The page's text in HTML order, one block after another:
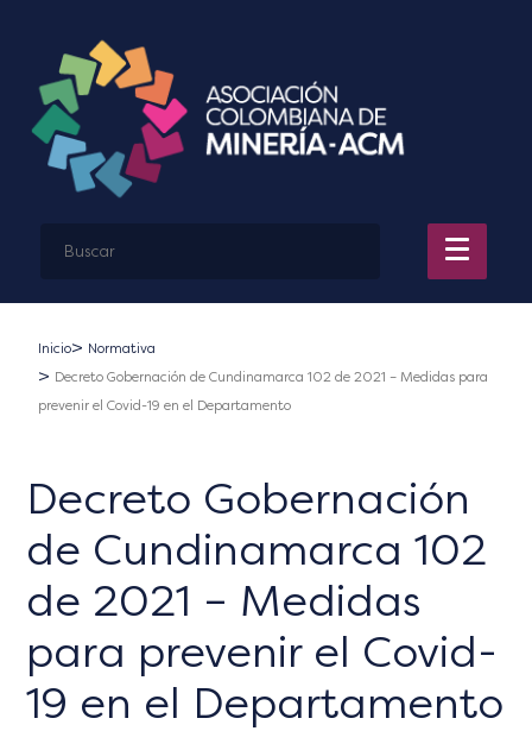
Inicio
Normativa
Decreto Gobernación de Cundinamarca 102 de 2021 – Medidas para
prevenir el Covid-19 en el Departamento
Decreto Gobernación
de Cundinamarca 102
de 2021 – Medidas
para prevenir el Covid-
19 en el Departamento